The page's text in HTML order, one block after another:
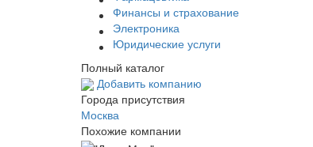
Финансы и страхование
Электроника
Юридические услуги
Полный каталог
Добавить компанию
Города присутствия
Москва
Похожие компании